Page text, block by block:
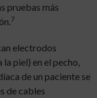
pruebas más
7
electrodos
piel) en el pecho,
de un paciente se
de cables